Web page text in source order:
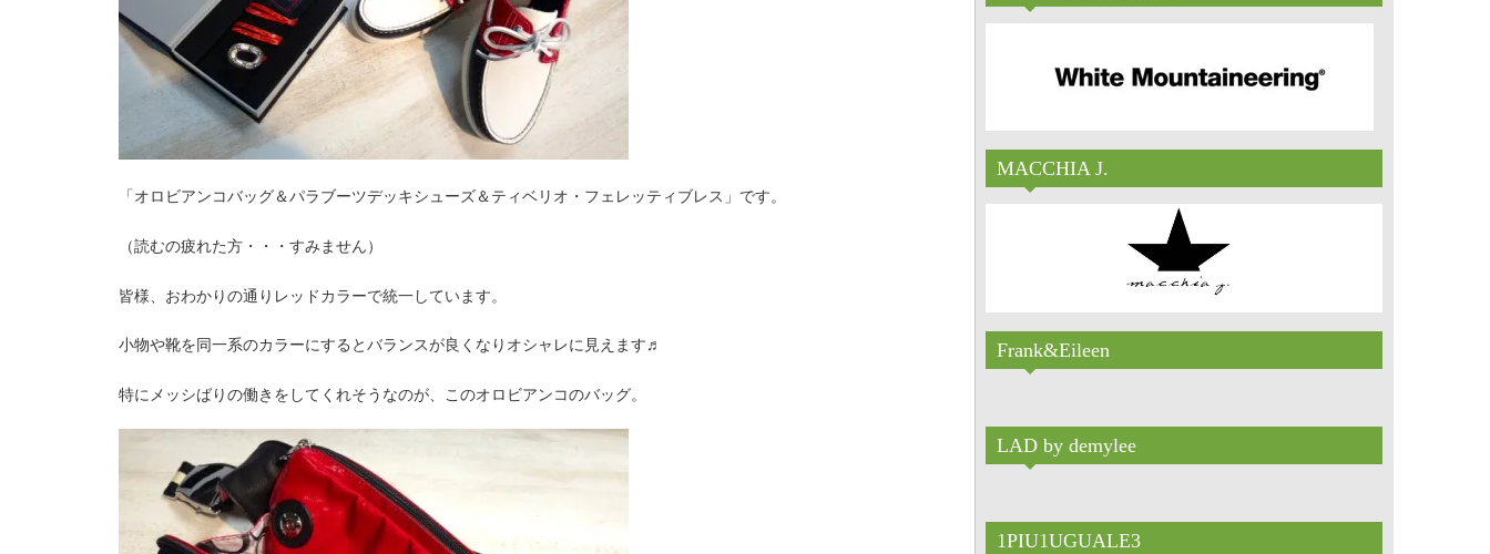
「オロビアンコバッグ＆パラブーツデッキシューズ＆ティベリオ・フェレッティブレス」です。
（読むの疲れた方・・・すみません）
皆様、おわかりの通りレッドカラーで統一しています。
小物や靴を同一系のカラーにするとバランスが良くなりオシャレに見えます♬
特にメッシばりの働きをしてくれそうなのが、このオロビアンコのバッグ。
MACCHIA J.
Frank&Eileen
LAD by demylee
1PIU1UGUALE3